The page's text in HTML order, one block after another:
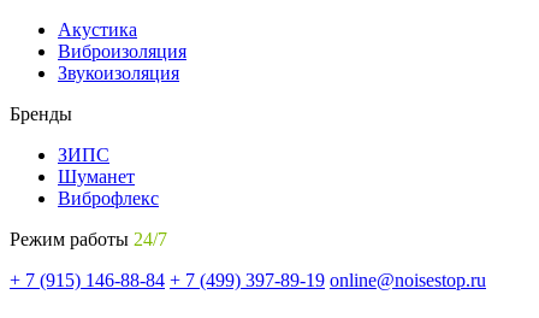
Акустика
Виброизоляция
Звукоизоляция
Бренды
ЗИПС
Шуманет
Виброфлекс
Режим работы 24/7
+ 7 (915) 146-88-84 + 7 (499) 397-89-19 online@noisestop.ru